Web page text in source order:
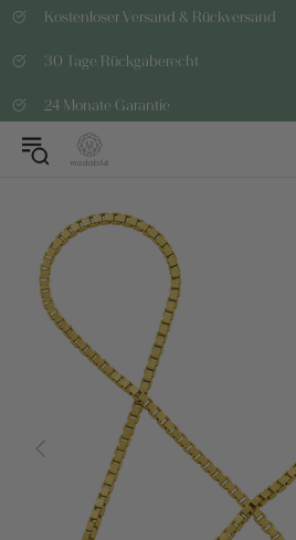
Kostenloser Versand & Rückversand
30 Tage Rückgaberecht
24 Monate Garantie